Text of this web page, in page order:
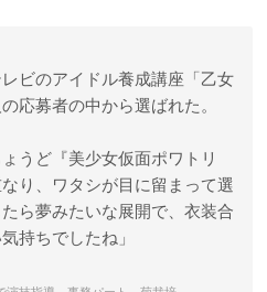
ビのアイドル養成講座「乙女
応募者の中から選ばれた。
うど『美少女仮面ポワトリ
り、ワタシが目に留まって選
ら夢みたいな展開で、衣装合
持ちでしたね」